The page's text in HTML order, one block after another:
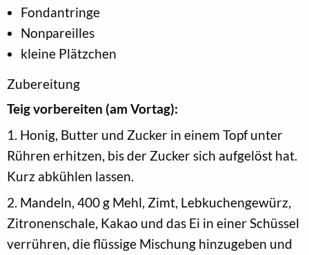
Fondantringe
Nonpareilles
kleine Plätzchen
Zubereitung
Teig vorbereiten (am Vortag):
1. Honig, Butter und Zucker in einem Topf unter
Rühren erhitzen, bis der Zucker sich aufgelöst hat.
Kurz abkühlen lassen.
2. Mandeln, 400 g Mehl, Zimt, Lebkuchengewürz,
Zitronenschale, Kakao und das Ei in einer Schüssel
verrühren, die flüssige Mischung hinzugeben und